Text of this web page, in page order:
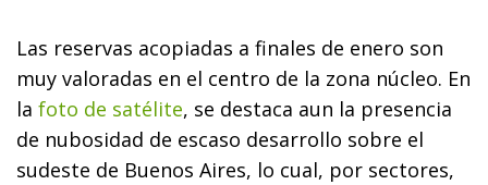
Las reservas acopiadas a finales de enero son
muy valoradas en el centro de la zona núcleo. En
la foto de satélite, se destaca aun la presencia
de nubosidad de escaso desarrollo sobre el
sudeste de Buenos Aires, lo cual, por sectores,